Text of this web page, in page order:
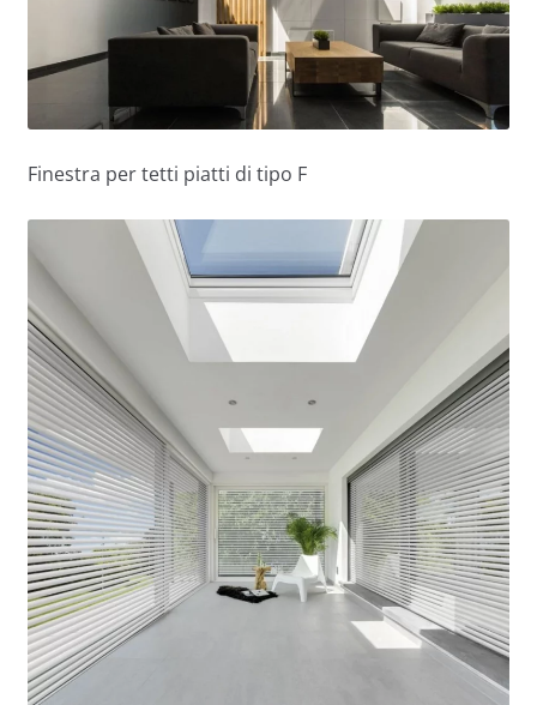
Finestra per tetti piatti di tipo F